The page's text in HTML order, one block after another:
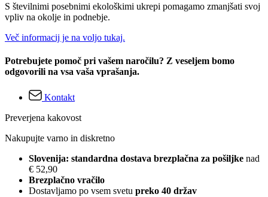
S številnimi posebnimi ekološkimi ukrepi pomagamo zmanjšati svoj
vpliv na okolje in podnebje.
Več informacij je na voljo tukaj.
Potrebujete pomoč pri vašem naročilu? Z veseljem bomo
odgovorili na vsa vaša vprašanja.
Kontakt
Preverjena kakovost
Nakupujte varno in diskretno
Slovenija: standardna dostava brezplačna za pošiljke nad
€ 52,90
Brezplačno vračilo
Dostavljamo po vsem svetu preko 40 držav